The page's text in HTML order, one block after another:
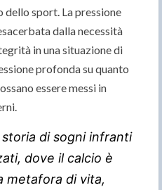
dello sport. La pressione
dalla necessità
in una situazione di
profonda su quanto
essere messi in
storia di sogni infranti
dove il calcio è
metafora di vita,